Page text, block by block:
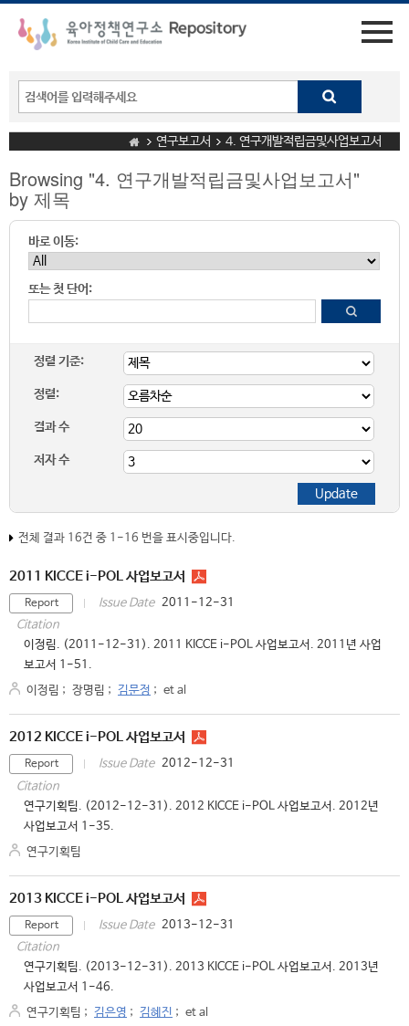
연구보고서 4. 연구개발적립금및사업보고서
Browsing "4. 연구개발적립금및사업보고서"
by 제목
바로 이동:
또는 첫 단어:
정렬 기준:
정렬:
결과 수
저자 수
전체 결과 16건 중 1-16 번을 표시중입니다.
2011 KICCE i-POL 사업보고서
Report Issue Date 2011-12-31
Citation
이정림. (2011-12-31). 2011 KICCE i-POL 사업보고서. 2011년 사업
보고서 1-51.
이정림 ; 장명림 ; 김문정 ; et al
2012 KICCE i-POL 사업보고서
Report Issue Date 2012-12-31
Citation
연구기획팀. (2012-12-31). 2012 KICCE i-POL 사업보고서. 2012년
사업보고서 1-35.
연구기획팀
2013 KICCE i-POL 사업보고서
Report Issue Date 2013-12-31
Citation
연구기획팀. (2013-12-31). 2013 KICCE i-POL 사업보고서. 2013년
사업보고서 1-46.
연구기획팀 ; 김은영 ; 김혜진 ; et al